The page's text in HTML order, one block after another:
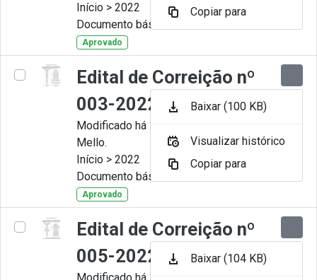
Início > 2022
Documento básico
Aprovado
Edital de Correição nº
003-2022
Modificado há 11 Meses por Artur
Mello.
Início > 2022
Documento básico
Aprovado
Edital de Correição nº
005-2022
Copiar para
Baixar (100 KB)
Visualizar histórico
Copiar para
Baixar (104 KB)